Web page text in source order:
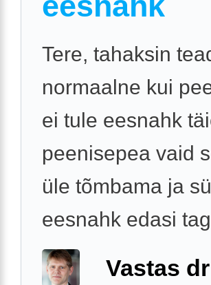
Tere, tahaksin
normaalne kui
ei tule eesnahk
peenisepea vaid
üle tõmbama ja
eesnahk edasi
Vastas